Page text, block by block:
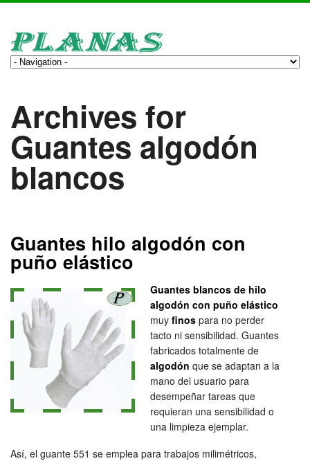
Archives for
Guantes algodón
blancos
Guantes hilo algodón con
puño elástico
Guantes blancos de hilo
algodón con puño elástico
muy finos para no perder
tacto ni sensibilidad. Guantes
fabricados totalmente de
algodón que se adaptan a la
mano del usuario para
desempeñar tareas que
requieran una sensibilidad o
una limpieza ejemplar.
Así, el guante 551 se emplea para trabajos milimétricos,